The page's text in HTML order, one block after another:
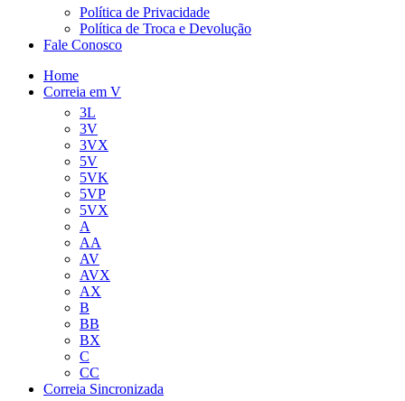
Política de Privacidade
Política de Troca e Devolução
Fale Conosco
Home
Correia em V
3L
3V
3VX
5V
5VK
5VP
5VX
A
AA
AV
AVX
AX
B
BB
BX
C
CC
Correia Sincronizada